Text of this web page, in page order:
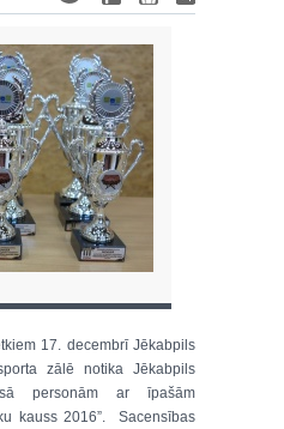
17. decembrī Jēkabpils
zālē notika Jēkabpils
personām ar īpašām
kauss 2016”. Sacensības